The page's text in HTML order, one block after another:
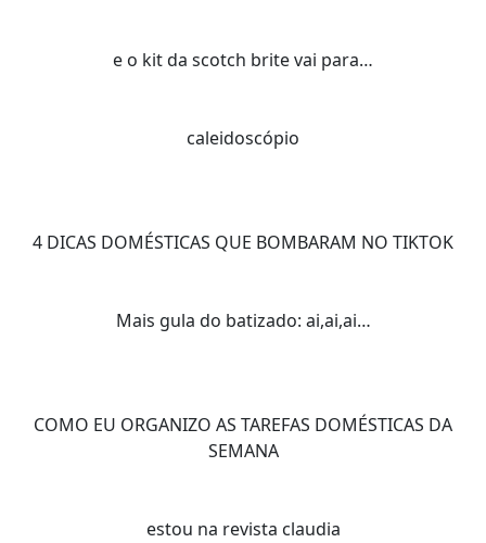
e o kit da scotch brite vai para…
caleidoscópio
4 DICAS DOMÉSTICAS QUE BOMBARAM NO TIKTOK
Mais gula do batizado: ai,ai,ai…
COMO EU ORGANIZO AS TAREFAS DOMÉSTICAS DA
SEMANA
estou na revista claudia